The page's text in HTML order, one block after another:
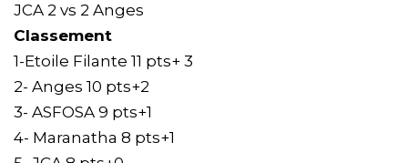
JCA 2 vs 2 Anges
Classement
1-Etoile Filante 11 pts+ 3
2- Anges 10 pts+2
3- ASFOSA 9 pts+1
4- Maranatha 8 pts+1